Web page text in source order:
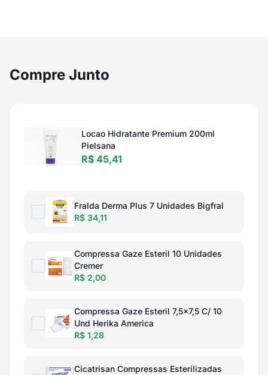
Compre Junto
Locao Hidratante Premium 200ml
Pielsana
R$ 45,41
Fralda Derma Plus 7 Unidades Bigfral
R$ 34,11
Compressa Gaze Esteril 10 Unidades
Cremer
R$ 2,00
Compressa Gaze Esteril 7,5x7,5 C/ 10
Und Herika America
R$ 1,28
Cicatrisan Compressas Esterilizadas